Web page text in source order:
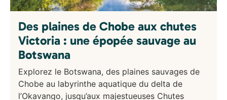
Des plaines de Chobe aux chutes
Victoria : une épopée sauvage au
Botswana
Explorez le Botswana, des plaines sauvages de
Chobe au labyrinthe aquatique du delta de
l’Okavango, jusqu’aux majestueuses Chutes